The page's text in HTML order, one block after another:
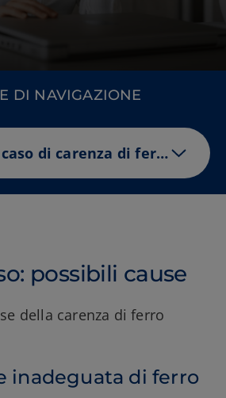
DI NAVIGAZIONE
Cosa fare in caso di carenza di ferro
possibili cause
della carenza di ferro
inadeguata di ferro